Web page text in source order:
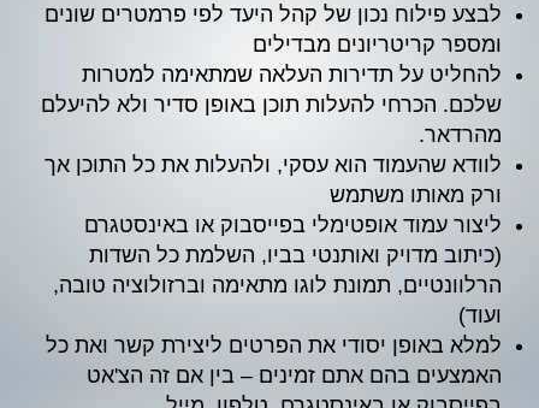
לבצע פילוח נכון של קהל היעד לפי פרמטרים שונים
ומספר קריטריונים מבדילים
להחליט על תדירות העלאה שמתאימה למטרות
שלכם. הכרחי להעלות תוכן באופן סדיר ולא להיעלם
מהרדאר.
לוודא שהעמוד הוא עסקי, ולהעלות את כל התוכן אך
ורק מאותו משתמש
ליצור עמוד אופטימלי בפייסבוק או באינסטגרם
(כיתוב מדויק ואותנטי בביו, השלמת כל השדות
הרלוונטיים, תמונת לוגו מתאימה וברזולוציה טובה,
ועוד)
למלא באופן יסודי את הפרטים ליצירת קשר ואת כל
האמצעים בהם אתם זמינים – בין אם זה הצ'אט